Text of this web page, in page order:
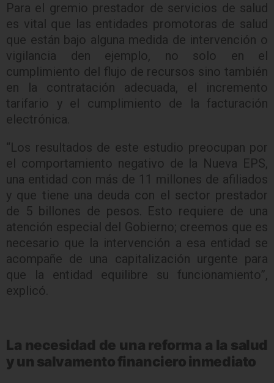
Para el gremio prestador de servicios de salud
es vital que las entidades promotoras de salud
que están bajo alguna medida de intervención o
vigilancia den ejemplo, no solo en el
cumplimiento del flujo de recursos sino también
en la contratación adecuada, el incremento
tarifario y el cumplimiento de la facturación
electrónica.
“Los resultados de este estudio preocupan por
el comportamiento negativo de la Nueva EPS,
una entidad con más de 11 millones de afiliados
y que tiene una deuda con el sector prestador
de 5 billones de pesos. Esto requiere de una
atención especial del Gobierno; creemos que es
necesario que la intervención a esa entidad se
acompañe de una capitalización urgente para
que la entidad equilibre su funcionamiento”,
explicó.
La necesidad de una reforma a la salud
y un salvamento financiero inmediato